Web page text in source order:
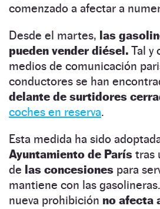
comenzado a afectar a
Desde el martes, las
pueden vender diésel. Tal y
medios de comunicación
conductores se han
delante de surtidores
coches en reserva.
Esta medida ha sido
Ayuntamiento de París tras
de las concesiones para
mantiene con las
nueva prohibición no afecta